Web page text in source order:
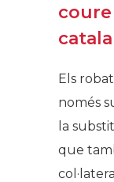
Els
només
la
que